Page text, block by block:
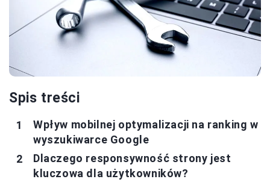
Spis treści
Wpływ mobilnej optymalizacji na ranking w
wyszukiwarce Google
Dlaczego responsywność strony jest
kluczowa dla użytkowników?